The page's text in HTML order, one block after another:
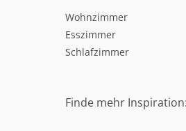
Wohnzimmer
Esszimmer
Schlafzimmer
Finde mehr Inspiration: